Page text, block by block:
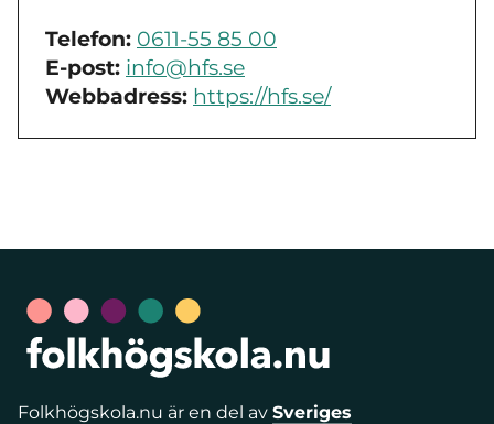
Telefon: 0611-55 85 00
E-post: info@hfs.se
Webbadress: https://hfs.se/
Folkhögskola.nu är en del av Sveriges